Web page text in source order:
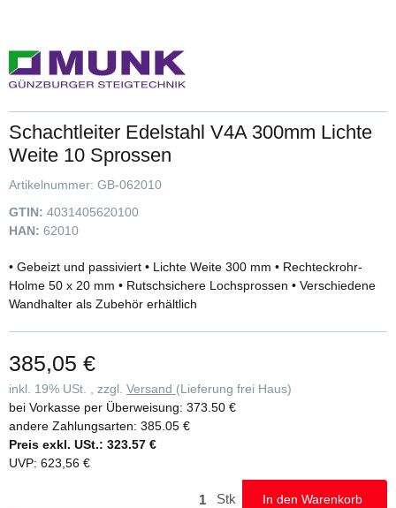
Schachtleiter Edelstahl V4A 300mm Lichte
Weite 10 Sprossen
Artikelnummer: GB-062010
GTIN: 4031405620100
HAN: 62010
• Gebeizt und passiviert • Lichte Weite 300 mm • Rechteckrohr-
Holme 50 x 20 mm • Rutschsichere Lochsprossen • Verschiedene
Wandhalter als Zubehör erhältlich
385,05 €
inkl. 19% USt. , zzgl. Versand (Lieferung frei Haus)
bei Vorkasse per Überweisung: 373.50 €
andere Zahlungsarten: 385.05 €
Preis exkl. USt.: 323.57 €
UVP: 623,56 €
Stk In den Warenkorb